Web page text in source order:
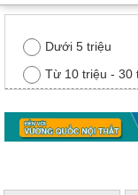
Thông
thông
Nội
Thất
Dưới 5 triệu
Từ 10 triệu - 30